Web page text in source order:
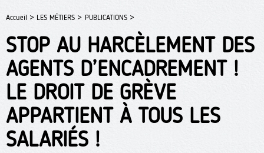
Accueil > LES MÉTIERS > PUBLICATIONS >
STOP AU HARCÈLEMENT DES
AGENTS D’ENCADREMENT !
LE DROIT DE GRÈVE
APPARTIENT À TOUS LES
SALARIÉS !